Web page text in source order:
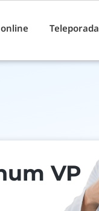
Teleporada
VP